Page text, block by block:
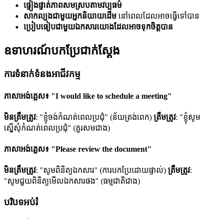
ផ្ទៀងផ្ទាត់ភាពសមស្របតាមវប្បធម៌
សាកល្បងជាមួយអ្នកនិយាយដើម នៅពេលដែលអាចធ្វើទៅបាន
ប្រៀបធៀបជាមួយឯកសារយោងដែលអាចទុកចិត្តបាន
ឧទាហរណ៍បកប្រែជាក់ស្តែង
ការទំនាក់ទំនងអាជីវកម្ម
ភាសាអង់គ្លេស៖ "I would like to schedule a meeting"
មិនត្រឹមត្រូវ: "ខ្ញុំចង់កំណត់ពេលប្រជុំ" (ន័យត្រង់ពេក) ត្រឹមត្រូវ: "ខ្ញុំសូម
ស្នើសុំកំណត់ពេលប្រជុំ" (គួរសមជាង)
ភាសាអង់គ្លេស៖ "Please review the document"
មិនត្រឹមត្រូវ: "សូមពិនិត្យឯកសារ" (ការបកប្រែដោយផ្ទាល់) ត្រឹមត្រូវ:
"សូមជួយពិនិត្យមើលឯកសារផង" (ធម្មជាតិជាង)
បរិបទអប់រំ